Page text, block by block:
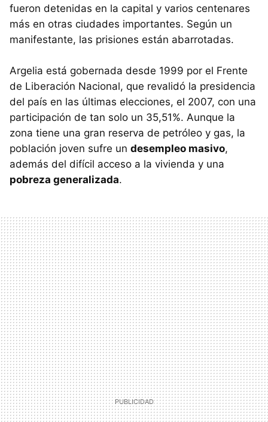
fueron detenidas en la capital y varios centenares
más en otras ciudades importantes. Según un
manifestante, las prisiones están abarrotadas.
Argelia está gobernada desde 1999 por el Frente
de Liberación Nacional, que revalidó la presidencia
del país en las últimas elecciones, el 2007, con una
participación de tan solo un 35,51%. Aunque la
zona tiene una gran reserva de petróleo y gas, la
población joven sufre un desempleo masivo,
además del difícil acceso a la vivienda y una
pobreza generalizada.